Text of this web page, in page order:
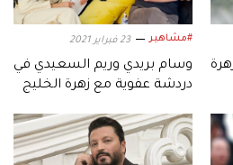
#مشاهير 23 فبراير 2021
وسام بريدي وريم السعيدي في
دردشة عفوية مع زهرة الخليج